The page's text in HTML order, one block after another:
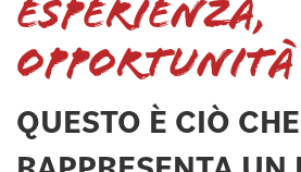
esperienza,
opportunità
QUESTO È CIÒ CHE